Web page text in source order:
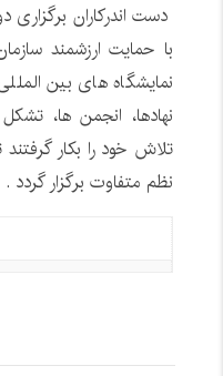
دست اندرکاران
با حمایت ارزشمند
نمایشگاه های بین
نهادها، انجمن ها،
تلاش خود را بکار گرفتند
نظم متفاوت برگزار گردد .